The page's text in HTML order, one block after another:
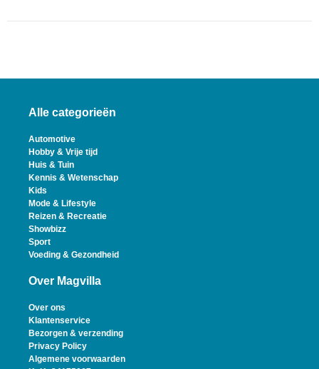
Alle categorieën
Automotive
Hobby & Vrije tijd
Huis & Tuin
Kennis & Wetenschap
Kids
Mode & Lifestyle
Reizen & Recreatie
Showbizz
Sport
Voeding & Gezondheid
Over Magvilla
Over ons
Klantenservice
Bezorgen & verzending
Privacy Policy
Algemene voorwaarden